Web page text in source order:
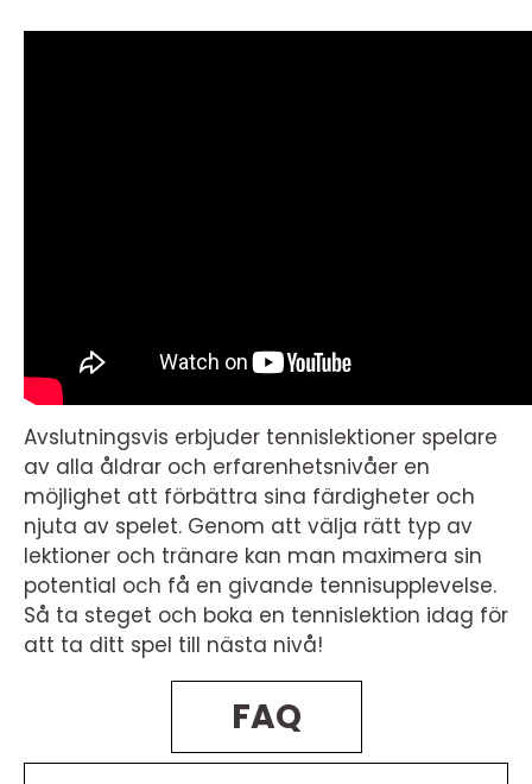
Avslutningsvis erbjuder tennislektioner spelare
av alla åldrar och erfarenhetsnivåer en
möjlighet att förbättra sina färdigheter och
njuta av spelet. Genom att välja rätt typ av
lektioner och tränare kan man maximera sin
potential och få en givande tennisupplevelse.
Så ta steget och boka en tennislektion idag för
att ta ditt spel till nästa nivå!
FAQ